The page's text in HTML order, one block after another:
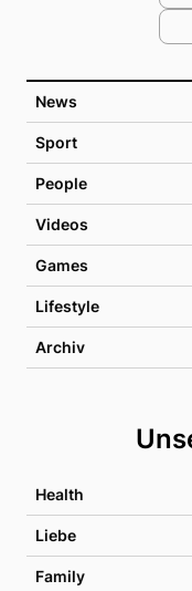
News
Sport
People
Videos
Games
Lifestyle
Archiv
Health
Liebe
Family